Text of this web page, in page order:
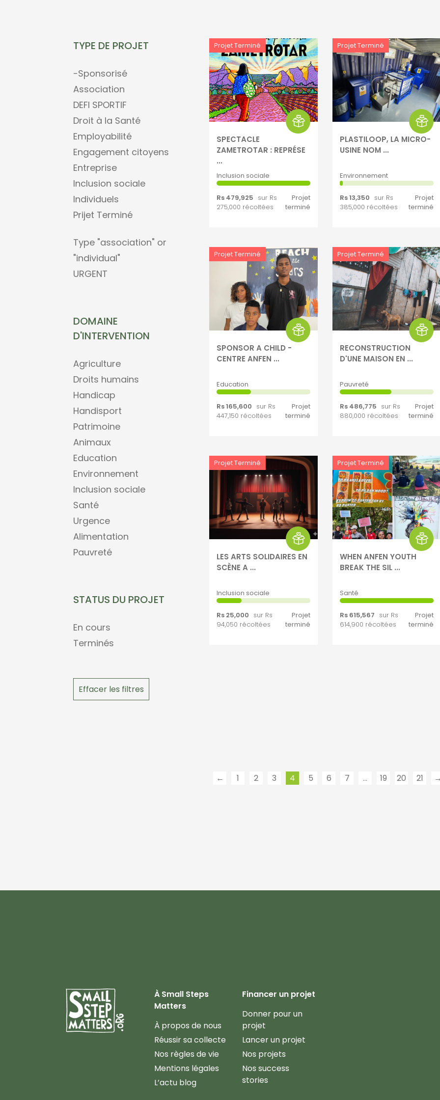
TYPE DE PROJET
-Sponsorisé
Association
DEFI SPORTIF
Droit à la Santé
Employabilité
Engagement citoyens
Entreprise
Inclusion sociale
Individuels
Prijet Terminé
Type "association" or
"individual"
URGENT
DOMAINE
D'INTERVENTION
Agriculture
Droits humains
Handicap
Handisport
Patrimoine
Animaux
Education
Environnement
Inclusion sociale
Santé
Urgence
Alimentation
Pauvreté
STATUS DU PROJET
En cours
Terminés
Effacer les filtres
Projet Terminé
SPECTACLE
ZAMETROTAR : REPRÉSE
...
Inclusion sociale
Rs 479,925 sur Rs
275,000 récoltées
Projet
terminé
Projet Terminé
PLASTILOOP, LA MICRO-
USINE NOM ...
Environnement
Rs 13,350 sur Rs
385,000 récoltées
Projet
terminé
Projet Terminé
SPONSOR A CHILD -
CENTRE ANFEN ...
Education
Rs 165,600 sur Rs
447,150 récoltées
Projet
terminé
Projet Terminé
RECONSTRUCTION
D'UNE MAISON EN ...
Pauvreté
Rs 486,775 sur Rs
880,000 récoltées
Projet
terminé
Projet Terminé
LES ARTS SOLIDAIRES EN
SCÈNE A ...
Inclusion sociale
Rs 25,000 sur Rs
94,050 récoltées
Projet
terminé
Projet Terminé
WHEN ANFEN YOUTH
BREAK THE SIL ...
Santé
Rs 615,567 sur Rs
614,900 récoltées
Projet
terminé
← 1 2 3 4 5 6 7 … 19 20 21
À Small Steps
Matters
À propos de nous
Réussir sa collecte
Nos règles de vie
Mentions légales
L’actu blog
Financer un projet
Donner pour un
projet
Lancer un projet
Nos projets
Nos success
stories